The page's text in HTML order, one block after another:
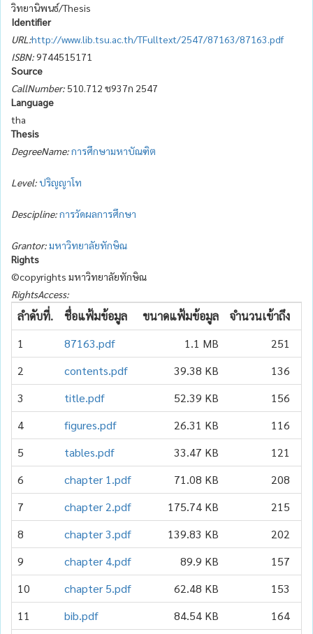
วิทยานิพนธ์/Thesis
Identifier
URL:http://www.lib.tsu.ac.th/TFulltext/2547/87163/87163.pdf
ISBN:9744515171
Source
CallNumber: 510.712 ช937ก 2547
Language
tha
Thesis
DegreeName:การศึกษามหาบัณฑิต
Level:ปริญญาโท
Descipline:การวัดผลการศึกษา
Grantor:มหาวิทยาลัยทักษิณ
Rights
©copyrights มหาวิทยาลัยทักษิณ
RightsAccess:
ลำดับที่. ชื่อแฟ้มข้อมูล ขนาดแฟ้มข้อมูล จำนวนเข้าถึง
1
87163.pdf 1.1 MB 251
2
contents.pdf 39.38 KB 136
3
title.pdf 52.39 KB 156
4
figures.pdf 26.31 KB 116
5
tables.pdf 33.47 KB 121
6
chapter 1.pdf 71.08 KB 208
7
chapter 2.pdf 175.74 KB 215
8
chapter 3.pdf 139.83 KB 202
9
chapter 4.pdf 89.9 KB 157
10
chapter 5.pdf 62.48 KB 153
11
bib.pdf 84.54 KB 164